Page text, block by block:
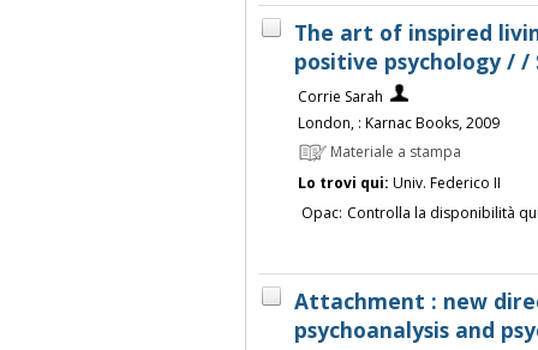
The art of inspired
positive psychology / /
Corrie Sarah
London, : Karnac Books, 2009
Materiale a stampa
Lo trovi qui: Univ. Federico II
Opac: Controlla la disponibilità
Attachment : new
psychoanalysis and